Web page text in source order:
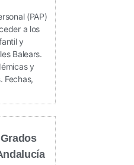
(PAP)
a los
y
Balears.
y
Fechas,